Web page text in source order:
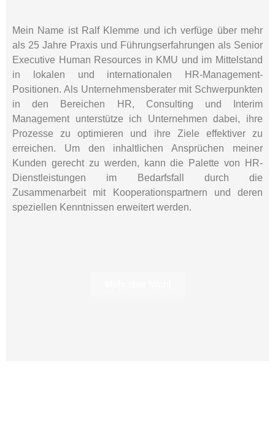
Mein Name ist Ralf Klemme und ich verfüge über mehr
als 25 Jahre Praxis und Führungserfahrungen als Senior
Executive Human Resources in KMU und im Mittelstand
in lokalen und inter­nationalen HR-Management-
Positionen. Als Unternehmensberater mit Schwerpunkten
in den Bereichen HR, Consulting und Interim
Management unterstütze ich Unternehmen dabei, ihre
Prozesse zu optimieren und ihre Ziele effektiver zu
erreichen. Um den inhaltlichen Ansprüchen meiner
Kunden gerecht zu werden, kann die Palette von HR-
Dienstleistungen im Bedarfsfall durch die
Zusammenarbeit mit Kooperationspartnern und deren
speziellen Kenntnissen erweitert werden.